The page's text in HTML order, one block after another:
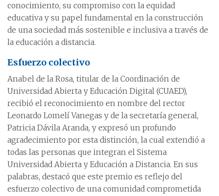
conocimiento, su compromiso con la equidad
educativa y su papel fundamental en la construcción
de una sociedad más sostenible e inclusiva a través de
la educación a distancia.
Esfuerzo colectivo
Anabel de la Rosa, titular de la Coordinación de
Universidad Abierta y Educación Digital (CUAED),
recibió el reconocimiento en nombre del rector
Leonardo Lomelí Vanegas y de la secretaría general,
Patricia Dávila Aranda, y expresó un profundo
agradecimiento por esta distinción, la cual extendió a
todas las personas que integran el Sistema
Universidad Abierta y Educación a Distancia. En sus
palabras, destacó que este premio es reflejo del
esfuerzo colectivo de una comunidad comprometida